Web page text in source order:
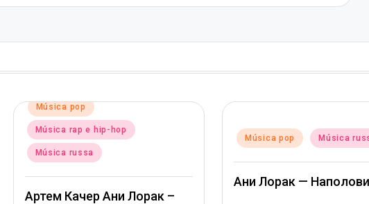
Posted
in
Música pop
Música rap e hip-hop
Música russa
Артем Качер Ани Лорак –
Posted
Música pop Música
Ани Лорак —